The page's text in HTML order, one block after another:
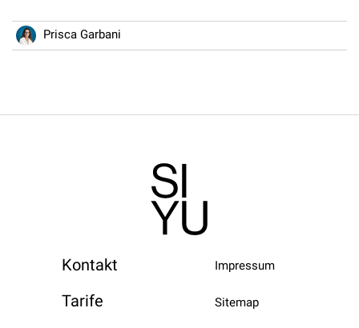
Prisca Garbani
Kontakt
Tarife
Impressum
Sitemap